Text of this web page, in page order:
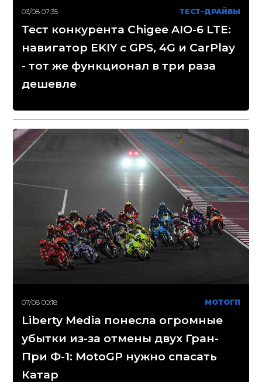
03/08 07:35 ТЕСТ-ДРАЙВЫ
Тест конкурента Chigee AIO-6 LTE:
навигатор EKIY с GPS, 4G и CarPlay
- тот же функционал в три раза
дешевле
07/08 00:18 МОТОГП
Liberty Media понесла огромные
убытки из-за отмены двух Гран-
При Ф-1: MotoGP нужно спасать
Катар